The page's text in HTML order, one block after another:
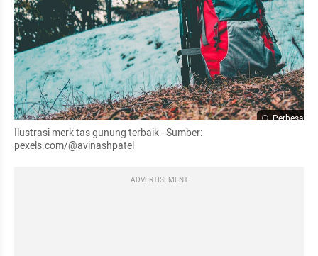
Perbesar
Ilustrasi merk tas gunung terbaik - Sumber:
pexels.com/@avinashpatel
ADVERTISEMENT